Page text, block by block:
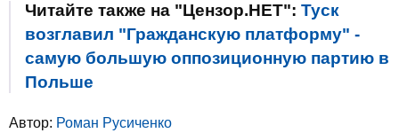
Читайте также на "Цензор.НЕТ": Туск
возглавил "Гражданскую платформу" -
самую большую оппозиционную партию в
Польше
Автор: Роман Русиченко